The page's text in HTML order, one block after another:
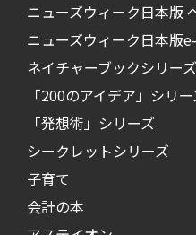
ニューズウィーク日本版
ニューズウィーク日本版
ネイチャーブックシリーズ
「200のアイデア」シリ
「発想術」シリーズ
シークレットシリーズ
子育て
会計の本